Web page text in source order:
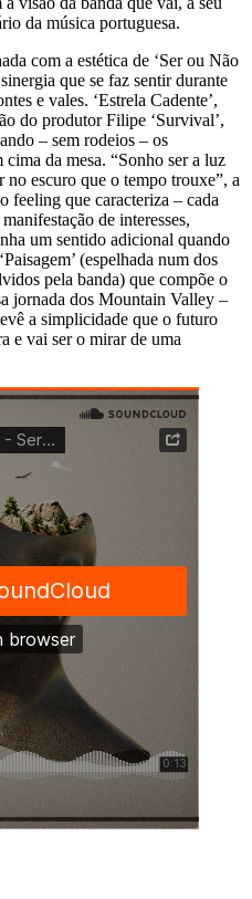
da música portuguesa.
com a estética de ‘Ser ou Não
que se faz sentir durante
e vales. ‘Estrela Cadente’,
do produtor Filipe ‘Survival’,
– sem rodeios – os
da mesa. “Sonho ser a luz
escuro que o tempo trouxe”, a
feeling que caracteriza – cada
de interesses,
um sentido adicional quando
(espelhada num dos
pela banda) que compõe o
jornada dos Mountain Valley –
a simplicidade que o futuro
e vai ser o mirar de uma